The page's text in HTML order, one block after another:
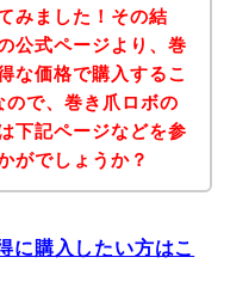
みました！その結
公式ページより、巻
な価格で購入するこ
ので、巻き爪ロボの
下記ページなどを参
がでしょうか？
に購入したい方はこ